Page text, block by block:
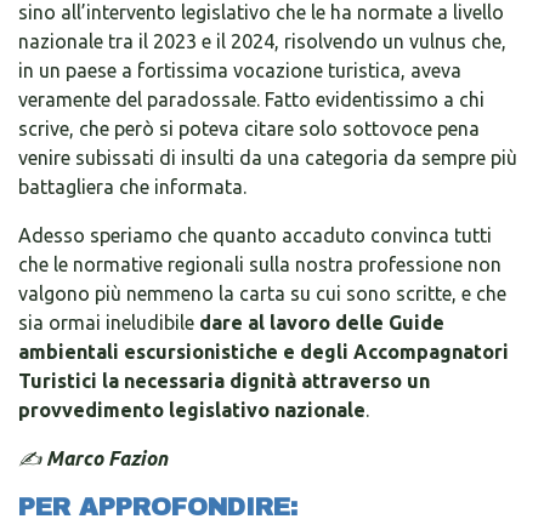
sino all’intervento legislativo che le ha normate a livello
nazionale tra il 2023 e il 2024, risolvendo un vulnus che,
in un paese a fortissima vocazione turistica, aveva
veramente del paradossale. Fatto evidentissimo a chi
scrive, che però si poteva citare solo sottovoce pena
venire subissati di insulti da una categoria da sempre più
battagliera che informata.
Adesso speriamo che quanto accaduto convinca tutti
che le normative regionali sulla nostra professione non
valgono più nemmeno la carta su cui sono scritte, e che
sia ormai ineludibile dare al lavoro delle Guide
ambientali escursionistiche e degli Accompagnatori
Turistici la necessaria dignità attraverso un
provvedimento legislativo nazionale.
✍️ Marco Fazion
PER APPROFONDIRE: